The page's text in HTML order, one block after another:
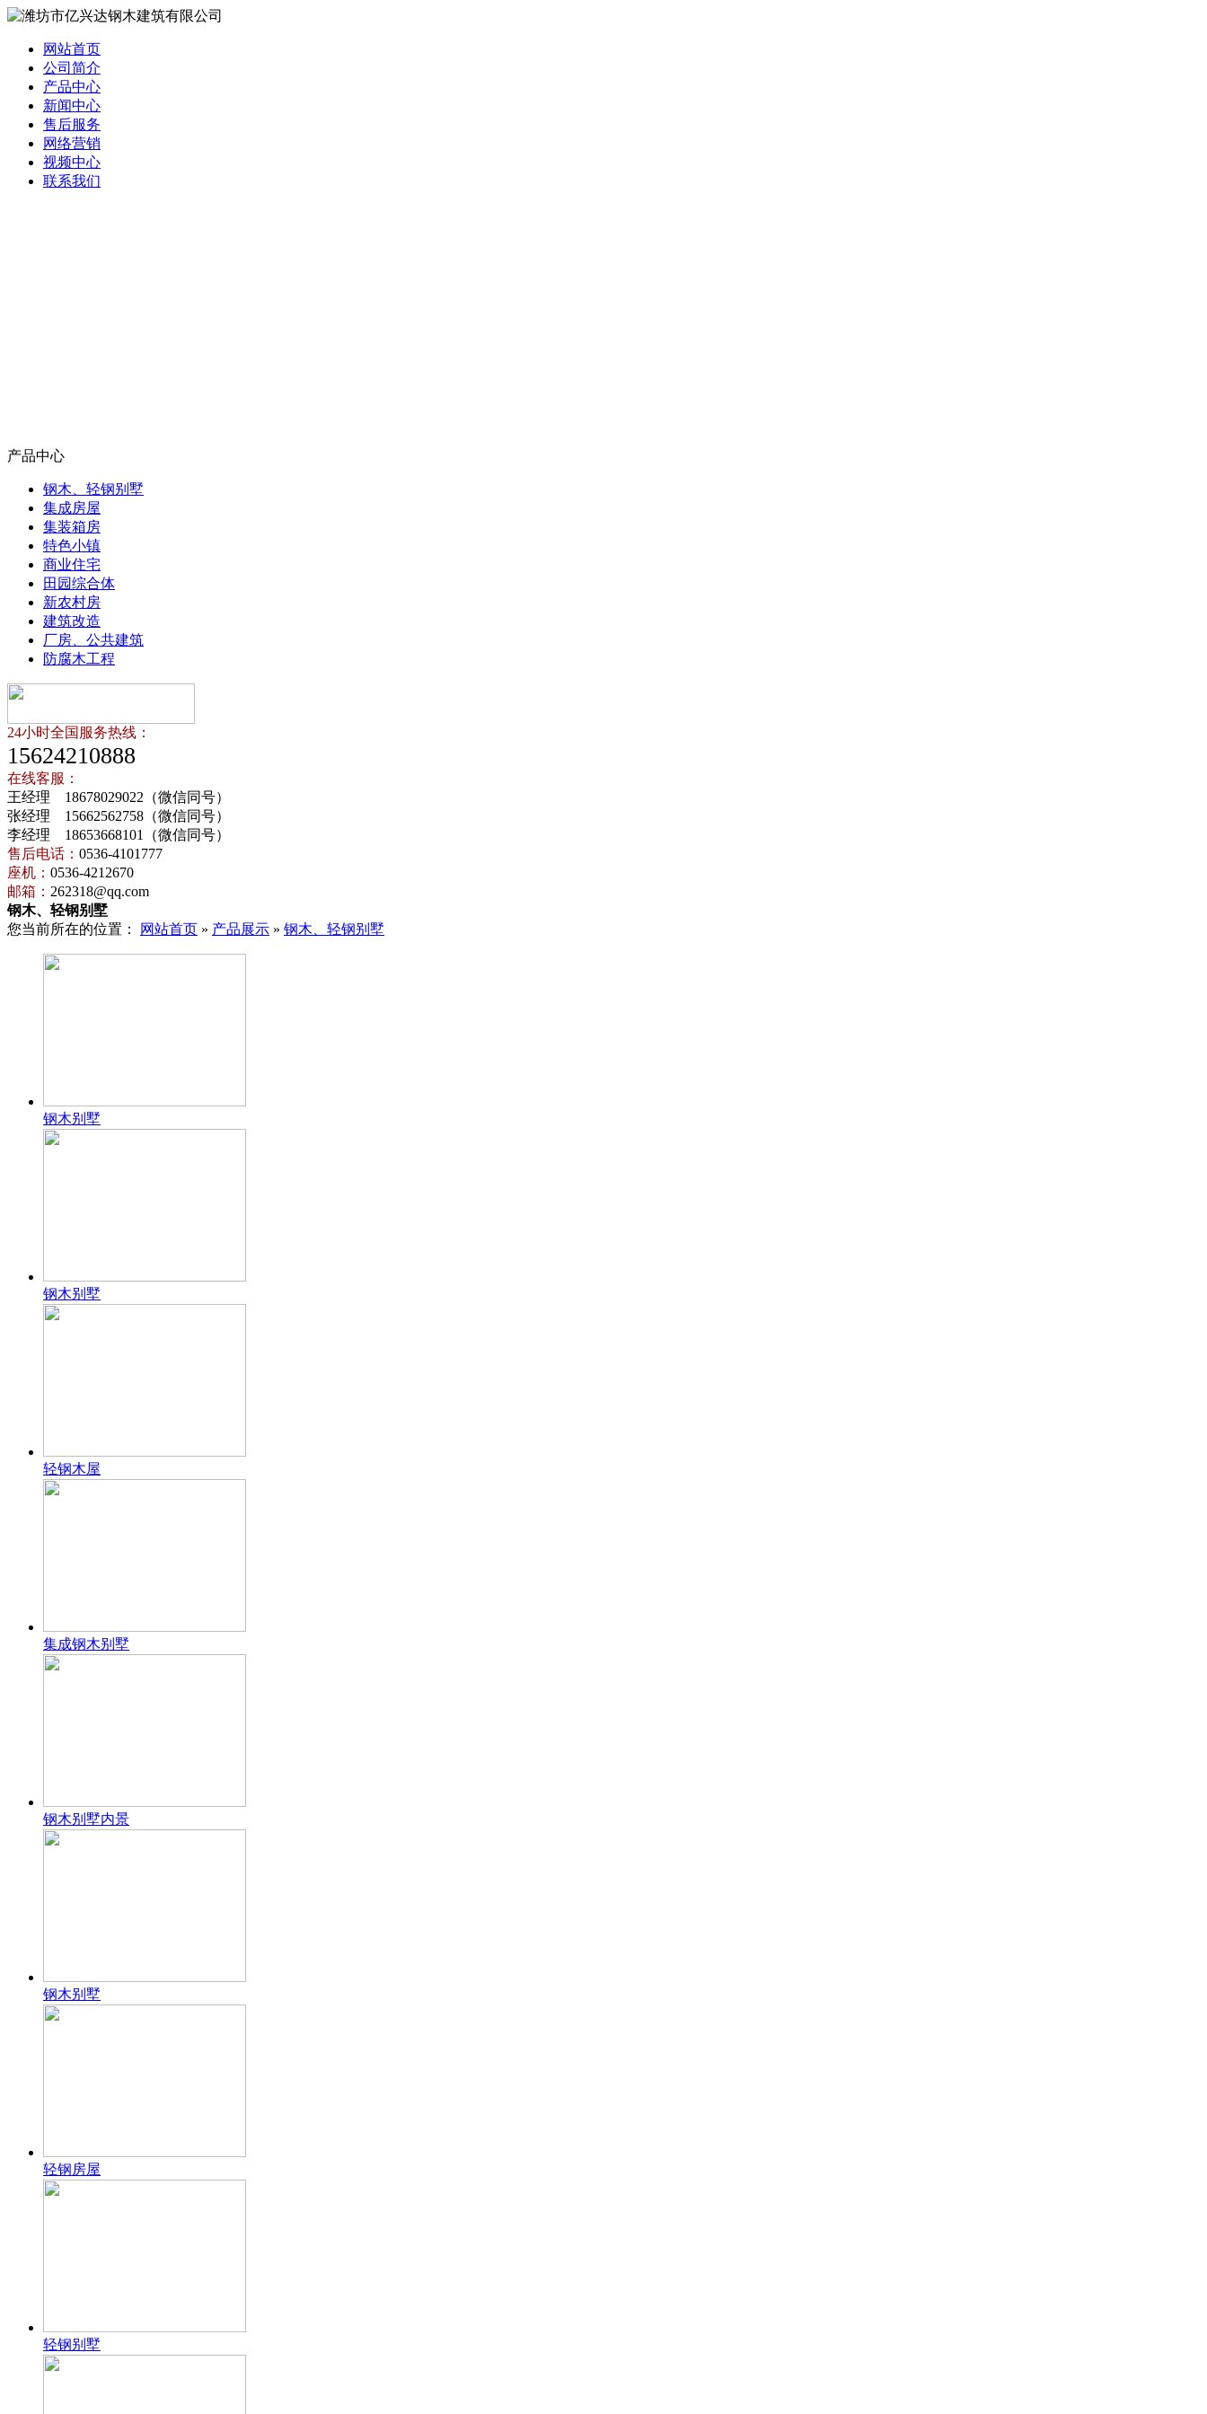
网站首页
公司简介
产品中心
新闻中心
售后服务
网络营销
视频中心
联系我们
产品中心
钢木、轻钢别墅
集成房屋
集装箱房
特色小镇
商业住宅
田园综合体
新农村房
建筑改造
厂房、公共建筑
防腐木工程
24小时全国服务热线：
15624210888
在线客服：
王经理 18678029022（微信同号）
张经理 15662562758（微信同号）
李经理 18653668101（微信同号）
售后电话： 0536-4101777
座机： 0536-4212670
邮箱： 262318@qq.com
钢木、轻钢别墅
您当前所在的位置：
网站首页 » 产品展示 » 钢木、轻钢别墅
钢木别墅
钢木别墅
轻钢木屋
集成钢木别墅
钢木别墅内景
钢木别墅
轻钢房屋
轻钢别墅